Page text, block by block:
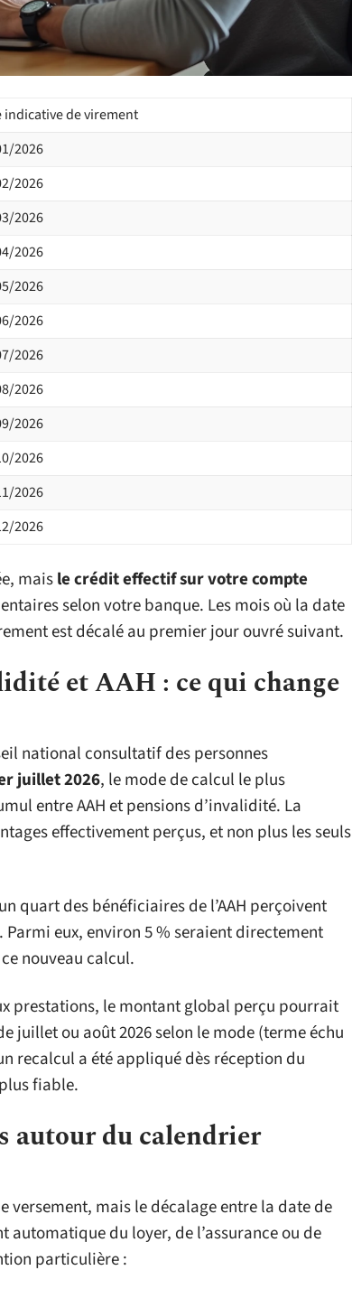
indicative de virement
2026
2026
2026
2026
2026
2026
2026
2026
2026
2026
2026
2026
maisle crédit effectif sur votre compte
selon votre banque. Les mois où la date
est décalé au premier jour ouvré suivant.
et AAH : ce qui change
national consultatif des personnes
juillet 2026, le mode de calcul le plus
entre AAH et pensions d’invalidité. La
effectivement perçus, et non plus les seuls
quart des bénéficiaires de l’AAH perçoivent
eux, environ 5 % seraient directement
nouveau calcul.
prestations, le montant global perçu pourrait
juillet ou août 2026 selon le mode (terme échu
recalcul a été appliqué dès réception du
fiable.
autour du calendrier
versement, mais le décalage entre la date de
automatique du loyer, de l’assurance ou de
particulière :